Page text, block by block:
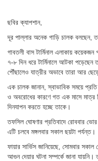
ছবির ক্যাপশান,
দূর পাল্লার অনেক গাড়ি চালক বলছেন,
গাবতলী বাস টার্মিনাল এলাকায়
৭-৮ দিন ধরে টার্মিনালে আটকা পড়েছেন
পৌঁছালেও যাত্রীর অভাবে তারা আর
এক চালক জানান, স্বাভাবিক সময়ে
ও অবরোধের কারণে গত এক মাসে মাত্র
দিনযাপন করতে হচ্ছে তাকে।
তফসিল ঘোষণার প্রতিবাদে রোববার
এটি চলবে মঙ্গলবার সকাল ছয়টা পর্যন্ত।
ফায়ার সার্ভিস জানিয়েছে, সোমবার
আগুন দেয়ার ঘটনা সম্পর্কে জানা